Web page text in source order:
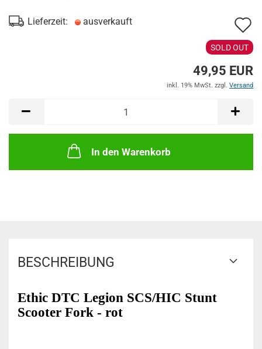
Lieferzeit: ausverkauft
SOLD OUT
49,95 EUR
inkl. 19% MwSt. zzgl. Versand
In den Warenkorb
BESCHREIBUNG
Ethic DTC Legion SCS/HIC Stunt
Scooter Fork - rot